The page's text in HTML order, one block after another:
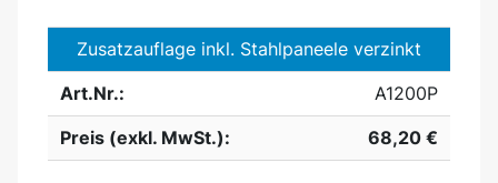
Zusatzauflage inkl. Stahlpaneele verzinkt
Art.Nr.:
A1200P
Preis (exkl. MwSt.):
68,20 €